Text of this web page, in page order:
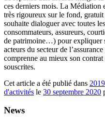
ces derniers mois. La Médiation
très rigoureux sur le fond,
souhaite dialoguer avec toutes
consommateurs, assureurs,
de patrimoine…) pour expliquer
acteurs du secteur de
comprenne au mieux son contrat
souscrites.
Cet article a été publié dans 2019
d'activités le 30 septembre 2020
News